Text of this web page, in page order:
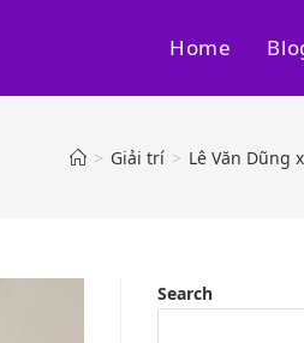
Home
> Giải trí > Lê Văn Dũng
Search